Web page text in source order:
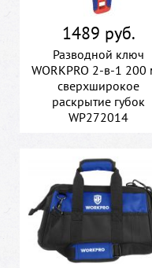
1489 руб.
Разводной ключ
WORKPRO 2-в-1 200
сверхширокое
раскрытие губок
WP272014